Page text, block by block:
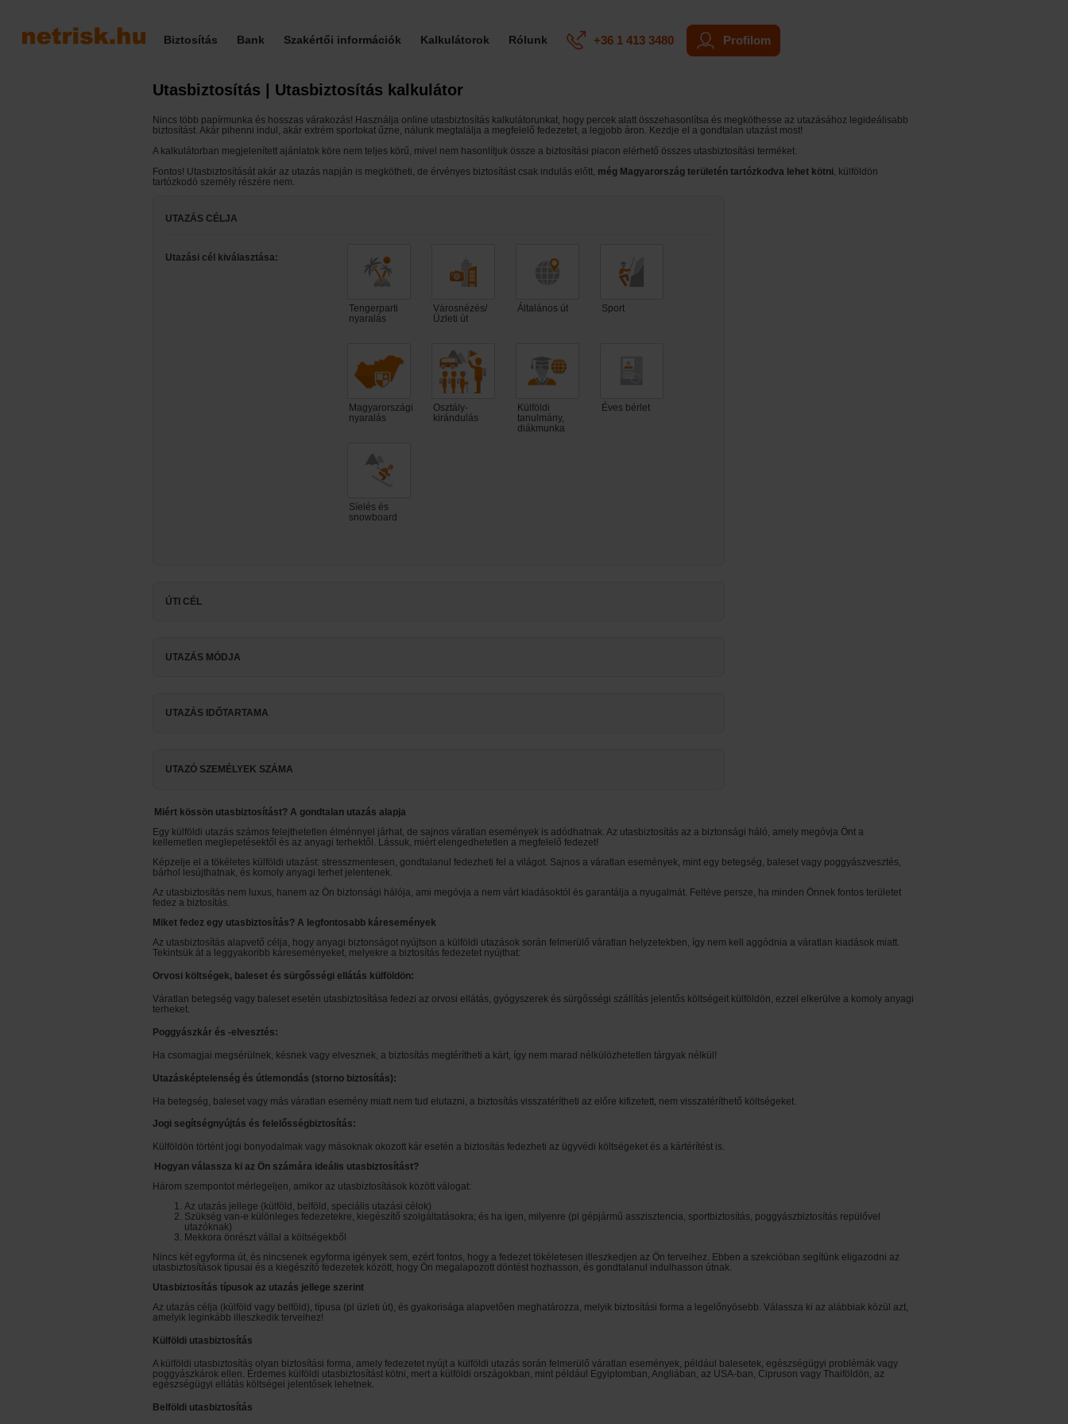
Biztosítás Bank Szakértői információk Kalkulátorok Rólunk +36 1 413 3480 Profilom
Utasbiztosítás | Utasbiztosítás kalkulátor
Nincs több papírmunka és hosszas várakozás! Használja online utasbiztosítás kalkulátorunkat, hogy percek alatt összehasonlítsa és megköthesse az utazásához legideálisabb
biztosítást. Akár pihenni indul, akár extrém sportokat űzne, nálunk megtalálja a megfelelő fedezetet, a legjobb áron. Kezdje el a gondtalan utazást most!
A kalkulátorban megjelenített ajánlatok köre nem teljes körű, mivel nem hasonlítjuk össze a biztosítási piacon elérhető összes utasbiztosítási terméket.
Fontos! Utasbiztosítását akár az utazás napján is megkötheti, de érvényes biztosítást csak indulás előtt, még Magyarország területén tartózkodva lehet kötni , külföldön
tartózkodó személy részére nem.
UTAZÁS CÉLJA
Utazási cél kiválasztása:
Tengerparti
nyaralás
Városnézés/
Üzleti út
Általános út Sport
Magyarországi
nyaralás
Osztály-
kirándulás
Külföldi
tanulmány,
diákmunka
Éves bérlet
Síelés és
snowboard
ÚTI CÉL
UTAZÁS MÓDJA
UTAZÁS IDŐTARTAMA
UTAZÓ SZEMÉLYEK SZÁMA
Miért kössön utasbiztosítást? A gondtalan utazás alapja
Egy külföldi utazás számos felejthetetlen élménnyel járhat, de sajnos váratlan események is adódhatnak. Az utasbiztosítás az a biztonsági háló, amely megóvja Önt a
kellemetlen meglepetésektől és az anyagi terhektől. Lássuk, miért elengedhetetlen a megfelelő fedezet!
Képzelje el a tökéletes külföldi utazást: stresszmentesen, gondtalanul fedezheti fel a világot. Sajnos a váratlan események, mint egy betegség, baleset vagy poggyászvesztés,
bárhol lesújthatnak, és komoly anyagi terhet jelentenek.
Az utasbiztosítás nem luxus, hanem az Ön biztonsági hálója, ami megóvja a nem várt kiadásoktól és garantálja a nyugalmát. Feltéve persze, ha minden Önnek fontos területet
fedez a biztosítás.
Miket fedez egy utasbiztosítás? A legfontosabb káresemények
Az utasbiztosítás alapvető célja, hogy anyagi biztonságot nyújtson a külföldi utazások során felmerülő váratlan helyzetekben, így nem kell aggódnia a váratlan kiadások miatt.
Tekintsük át a leggyakoribb káreseményeket, melyekre a biztosítás fedezetet nyújthat:
Orvosi költségek, baleset és sürgősségi ellátás külföldön:
Váratlan betegség vagy baleset esetén utasbiztosítása fedezi az orvosi ellátás, gyógyszerek és sürgősségi szállítás jelentős költségeit külföldön, ezzel elkerülve a komoly anyagi
terheket.
Poggyászkár és -elvesztés:
Ha csomagjai megsérülnek, késnek vagy elvesznek, a biztosítás megtérítheti a kárt, így nem marad nélkülözhetetlen tárgyak nélkül!
Utazásképtelenség és útlemondás (storno biztosítás):
Ha betegség, baleset vagy más váratlan esemény miatt nem tud elutazni, a biztosítás visszatérítheti az előre kifizetett, nem visszatéríthető költségeket.
Jogi segítségnyújtás és felelősségbiztosítás:
Külföldön történt jogi bonyodalmak vagy másoknak okozott kár esetén a biztosítás fedezheti az ügyvédi költségeket és a kártérítést is.
Hogyan válassza ki az Ön számára ideális utasbiztosítást?
Három szempontot mérlegeljen, amikor az utasbiztosítások között válogat:
Az utazás jellege (külföld, belföld, speciális utazási célok)
Szükség van-e különleges fedezetekre, kiegészítő szolgáltatásokra; és ha igen, milyenre (pl gépjármű asszisztencia, sportbiztosítás, poggyászbiztosítás repülővel
utazóknak)
Mekkora önrészt vállal a költségekből
Nincs két egyforma út, és nincsenek egyforma igények sem, ezért fontos, hogy a fedezet tökéletesen illeszkedjen az Ön terveihez. Ebben a szekcióban segítünk eligazodni az
utasbiztosítások típusai és a kiegészítő fedezetek között, hogy Ön megalapozott döntést hozhasson, és gondtalanul indulhasson útnak.
Utasbiztosítás típusok az utazás jellege szerint
Az utazás célja (külföld vagy belföld), típusa (pl üzleti út), és gyakorisága alapvetően meghatározza, melyik biztosítási forma a legelőnyösebb. Válassza ki az alábbiak közül azt,
amelyik leginkább illeszkedik terveihez!
Külföldi utasbiztosítás
A külföldi utasbiztosítás olyan biztosítási forma, amely fedezetet nyújt a külföldi utazás során felmerülő váratlan események, például balesetek, egészségügyi problémák vagy
poggyászkárok ellen. Érdemes külföldi utasbiztosítást kötni, mert a külföldi országokban, mint például Egyiptomban, Angliában, az USA-ban, Cipruson vagy Thaiföldön, az
egészségügyi ellátás költségei jelentősek lehetnek.
Belföldi utasbiztosítás